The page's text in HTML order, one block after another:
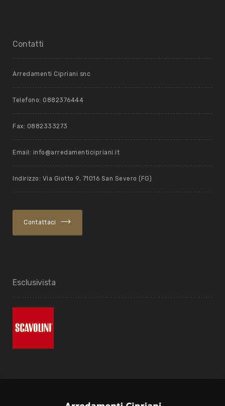
Contatti
Arredamenti Cipriani snc
Telefono: 0882376444
Fax: 0882333273
Email: info@arredamenticipriani.it
Indirizzo: Via Giotto 9, 71016 San Severo (FG)
Contattaci
Esclusivista